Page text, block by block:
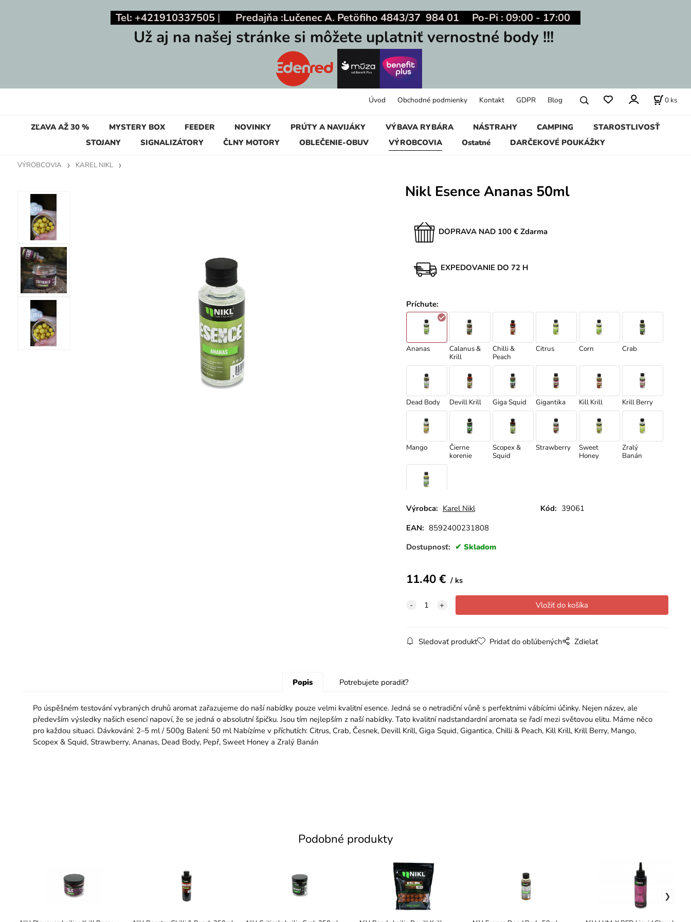
Tel: +421910337505 | Predajňa :Lučenec A. Petöfiho 4843/37 984 01 Po-Pi : 09:00 - 17:00
Už aj na našej stránke si môžete uplatniť vernostné body !!!
ZĽAVA AŽ 30 % MYSTERY BOX FEEDER NOVINKY PRÚTY A NAVIJÁKY VÝBAVA RYBÁRA NÁSTRAHY CAMPING
STAROSTLIVOSŤ
STOJANY
SIGNALIZÁTORY ČLNY MOTORY OBLEČENIE-OBUV VÝROBCOVIA Ostatné DARČEKOVÉ POUKÁŽKY
Úvod Obchodné podmienky Kontakt GDPR Blog 0 ks
VÝROBCOVIA KAREL NIKL
Nikl Esence Ananas 50ml
DOPRAVA NAD 100 € Zdarma
EXPEDOVANIE DO 72 H
Príchute:
Ananas
Calanus &
Krill
Chilli &
Peach
Citrus Corn Crab
Dead Body Devill Krill Giga Squid Gigantika Kill Krill Krill Berry
Mango
Čierne
korenie
Scopex &
Squid
Strawberry
Sweet
Honey
Zralý
Banán
Výrobca: Karel Nikl Kód: 39061
EAN: 8592400231808
Dostupnosť:
Skladom
11.40€ ks
Sledovať produkt Pridať do obľúbených Zdielať
Popis Potrebujete poradiť?
Po úspěšném testování vybraných druhů aromat zařazujeme do naší nabídky pouze velmi kvalitní esence. Jedná se o netradiční vůně s perfektními vábícími účinky. Nejen název, ale
především výsledky našich esencí napoví, že se jedná o absolutní špičku. Jsou tím nejlepším z naší nabídky. Tato kvalitní nadstandardní aromata se řadí mezi světovou elitu. Máme něco
pro každou situaci. Dávkování: 2–5 ml / 500g Balení: 50 ml Nabízíme v příchutích: Citrus, Crab, Česnek, Devill Krill, Giga Squid, Gigantica, Chilli & Peach, Kill Krill, Krill Berry, Mango,
Scopex & Squid, Strawberry, Ananas, Dead Body, Pepř, Sweet Honey a Zralý Banán
Podobné produkty